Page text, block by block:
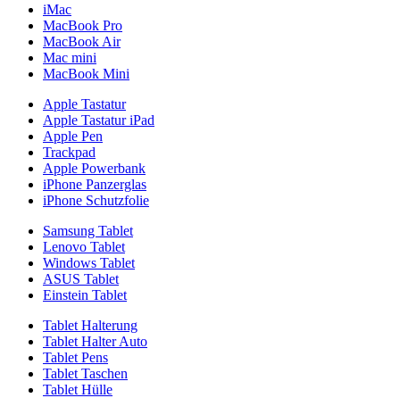
iMac
MacBook Pro
MacBook Air
Mac mini
MacBook Mini
Apple Tastatur
Apple Tastatur iPad
Apple Pen
Trackpad
Apple Powerbank
iPhone Panzerglas
iPhone Schutzfolie
Samsung Tablet
Lenovo Tablet
Windows Tablet
ASUS Tablet
Einstein Tablet
Tablet Halterung
Tablet Halter Auto
Tablet Pens
Tablet Taschen
Tablet Hülle